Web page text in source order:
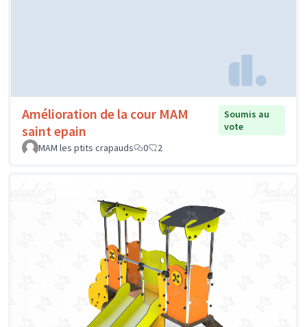
Amélioration de la cour MAM
saint epain
Soumis au
vote
MAM les ptits crapauds
0 2